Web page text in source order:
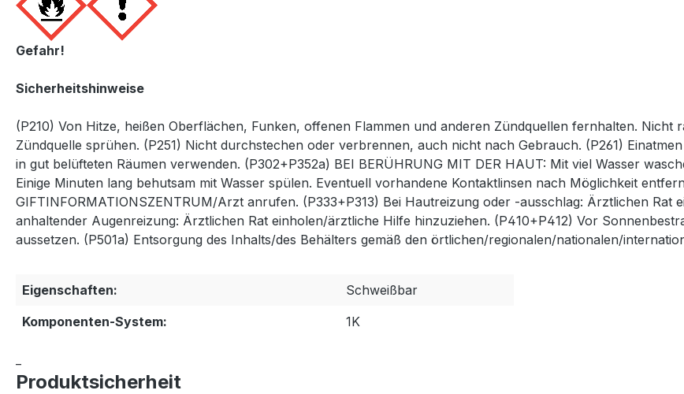
Gefahr!
Sicherheitshinweise
(P210) Von Hitze, heißen Oberflächen, Funken, offenen Flammen und anderen Zündquellen fernhalten. Nicht
Zündquelle sprühen. (P251) Nicht durchstechen oder verbrennen, auch nicht nach Gebrauch. (P261)
in gut belüfteten Räumen verwenden. (P302+P352a) BEI BERÜHRUNG MIT DER HAUT: Mit viel Wasser
Einige Minuten lang behutsam mit Wasser spülen. Eventuell vorhandene Kontaktlinsen nach Möglichkeit
GIFTINFORMATIONSZENTRUM/Arzt anrufen. (P333+P313) Bei Hautreizung oder -ausschlag: Ärztlichen Rat
anhaltender Augenreizung: Ärztlichen Rat einholen/ärztliche Hilfe hinzuziehen. (P410+P412) Vor
aussetzen. (P501a) Entsorgung des Inhalts/des Behälters gemäß den örtlichen/regionalen/nationalen/
Eigenschaften:
Schweißbar
Komponenten-System:
1K
Produktsicherheit